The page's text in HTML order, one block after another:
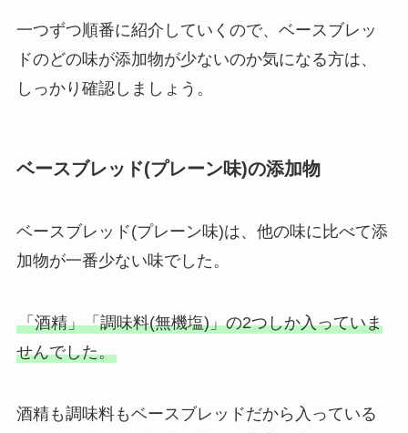
一つずつ順番に紹介していくので、ベースブレッ
ドのどの味が添加物が少ないのか気になる方は、
しっかり確認しましょう。
ベースブレッド(プレーン味)の添加物
ベースブレッド(プレーン味)は、他の味に比べて添
加物が一番少ない味でした。
「酒精」「調味料(無機塩)」の2つしか入っていま
せんでした。
酒精も調味料もベースブレッドだから入っている